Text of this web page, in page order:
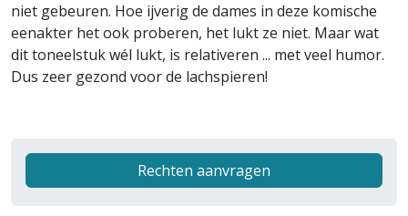
niet gebeuren. Hoe ijverig de dames in deze komische
eenakter het ook proberen, het lukt ze niet. Maar wat
dit toneelstuk wél lukt, is relativeren ... met veel humor.
Dus zeer gezond voor de lachspieren!
Rechten aanvragen